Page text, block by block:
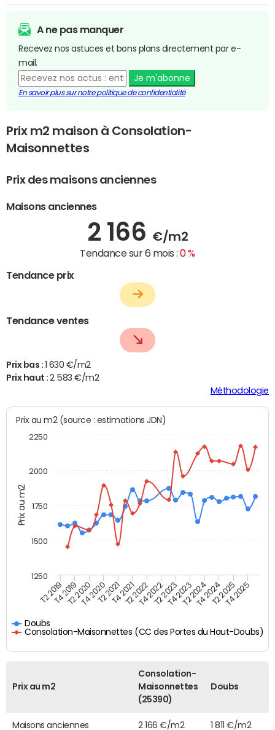
A ne pas manquer
Recevez nos astuces et bons plans directement par e-
mail.
Je m'abonne
En savoir plus sur notre politique de confidentialité
Prix m2 maison à Consolation-
Maisonnettes
Prix des maisons anciennes
Maisons anciennes
2 166 €/m2
Tendance sur 6 mois :0 %
Tendance prix
Tendance ventes
Prix bas : 1 630 €/m2
Prix haut :2 583 €/m2
Méthodologie
Prix au m2
Prix au m2 (source : estimations JDN)
Doubs
Consolation-Maisonnettes (CC des Portes du Haut-Doubs)
T2 2019T4 2019T2 2020T4 2020T2 2021T4 2021T2 2022T4 2022T2 2023T4 2023T2 2024T4 2024T2 2025T4 2025
2000
1250
1500
1750
2250
Prix au m2
Consolation-
Maisonnettes
(25390)
Doubs
Maisons anciennes 2 166 €/m2 1 811 €/m2